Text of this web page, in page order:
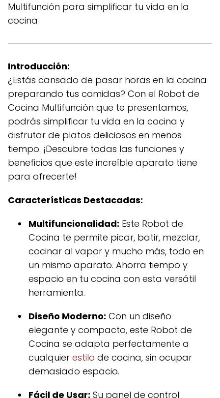
Multifunción para simplificar tu vida en la
cocina
Introducción:
¿Estás cansado de pasar horas en la cocina
preparando tus comidas? Con el Robot de
Cocina Multifunción que te presentamos,
podrás simplificar tu vida en la cocina y
disfrutar de platos deliciosos en menos
tiempo. ¡Descubre todas las funciones y
beneficios que este increíble aparato tiene
para ofrecerte!
Características Destacadas:
Multifuncionalidad: Este Robot de
Cocina te permite picar, batir, mezclar,
cocinar al vapor y mucho más, todo en
un mismo aparato. Ahorra tiempo y
espacio en tu cocina con esta versátil
herramienta.
Diseño Moderno: Con un diseño
elegante y compacto, este Robot de
Cocina se adapta perfectamente a
cualquier estilo de cocina, sin ocupar
demasiado espacio.
Fácil de Usar: Su panel de control